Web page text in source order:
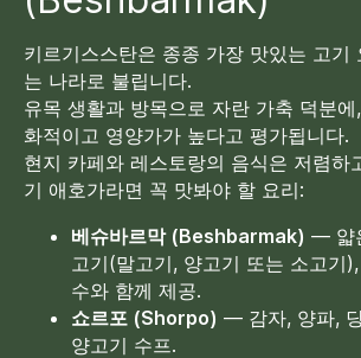
키르기스스탄은 종종 가장 맛있는 고기
는 나라로 불립니다.
유목 생활과 방목으로 자란 가축 덕분
화적이고 영양가가 높다고 평가됩니다.
현지 카페와 레스토랑의 음식은 저렴하
기 애호가라면 꼭 맛봐야 할 요리:
베슈바르막 (Beshbarmak) — 얇
고기(말고기, 양고기 또는 소고기
수와 함께 제공.
쇼르포 (Shorpo) — 감자, 양파,
양고기 수프.